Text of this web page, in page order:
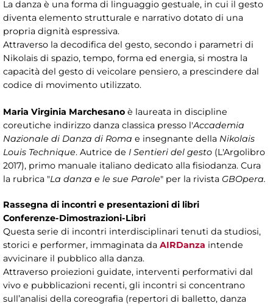
La danza è una forma di linguaggio gestuale, in cui il gesto
diventa elemento strutturale e narrativo dotato di una
propria dignità espressiva.
Attraverso la decodifica del gesto, secondo i parametri di
Nikolais di spazio, tempo, forma ed energia, si mostra la
capacità del gesto di veicolare pensiero, a prescindere dal
codice di movimento utilizzato.
Maria Virginia Marchesano è laureata in discipline
coreutiche indirizzo danza classica presso l'Accademia
Nazionale di Danza di Roma e insegnante della Nikolais
Louis Technique. Autrice de I Sentieri del gesto (L'Argolibro
2017), primo manuale italiano dedicato alla fisiodanza. Cura
la rubrica "La danza e le sue Parole" per la rivista GBOpera.
Rassegna di incontri e presentazioni di libri
Conferenze-Dimostrazioni-Libri
Questa serie di incontri interdisciplinari tenuti da studiosi,
storici e performer, immaginata da AIRDanza intende
avvicinare il pubblico alla danza.
Attraverso proiezioni guidate, interventi performativi dal
vivo e pubblicazioni recenti, gli incontri si concentrano
sull’analisi della coreografia (repertori di balletto, danza